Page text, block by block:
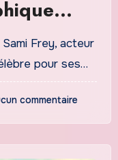
Frey, acteur
pour ses…
commentaire